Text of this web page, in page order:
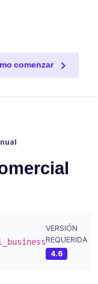
comenzar
VERSIÓN
REQUERIDA
4.6